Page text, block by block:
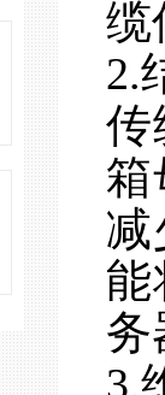
缆
2.
传
箱
减
能
务
3.